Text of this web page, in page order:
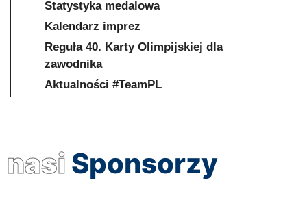
Statystyka medalowa
Kalendarz imprez
Reguła 40. Karty Olimpijskiej dla
zawodnika
Aktualności #TeamPL
nasi Sponsorzy